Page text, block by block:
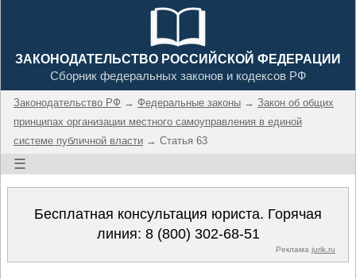
ЗАКОНОДАТЕЛЬСТВО РОССИЙСКОЙ ФЕДЕРАЦИИ
Сборник федеральных законов и кодексов РФ
Законодательство РФ → Федеральные законы → Закон об общих
принципах организации местного самоуправления в единой
системе публичной власти → Статья 63
☰
Бесплатная консультация юриста. Горячая
линия: 8 (800) 302-68-51
Реклама jurik.ru